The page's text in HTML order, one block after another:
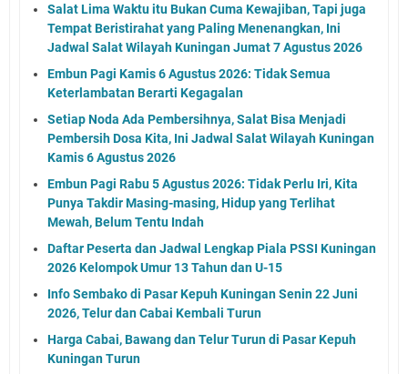
Salat Lima Waktu itu Bukan Cuma Kewajiban, Tapi juga
Tempat Beristirahat yang Paling Menenangkan, Ini
Jadwal Salat Wilayah Kuningan Jumat 7 Agustus 2026
Embun Pagi Kamis 6 Agustus 2026: Tidak Semua
Keterlambatan Berarti Kegagalan
Setiap Noda Ada Pembersihnya, Salat Bisa Menjadi
Pembersih Dosa Kita, Ini Jadwal Salat Wilayah Kuningan
Kamis 6 Agustus 2026
Embun Pagi Rabu 5 Agustus 2026: Tidak Perlu Iri, Kita
Punya Takdir Masing-masing, Hidup yang Terlihat
Mewah, Belum Tentu Indah
Daftar Peserta dan Jadwal Lengkap Piala PSSI Kuningan
2026 Kelompok Umur 13 Tahun dan U-15
Info Sembako di Pasar Kepuh Kuningan Senin 22 Juni
2026, Telur dan Cabai Kembali Turun
Harga Cabai, Bawang dan Telur Turun di Pasar Kepuh
Kuningan Turun